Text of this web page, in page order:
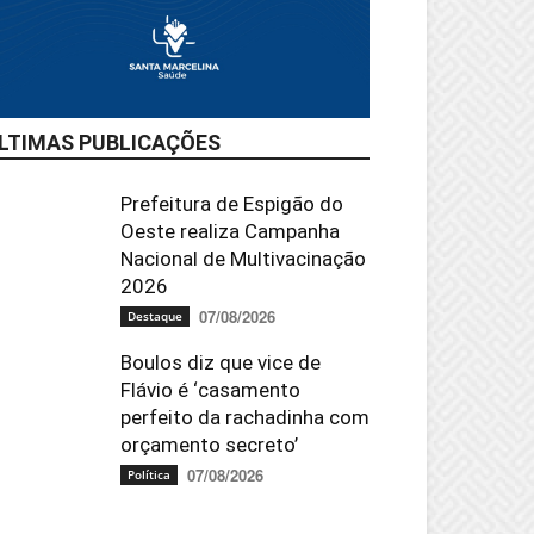
PUBLICAÇÕES
Prefeitura de Espigão do
Oeste realiza Campanha
Nacional de Multivacinação
2026
Destaque 07/08/2026
Boulos diz que vice de
Flávio é ‘casamento
perfeito da rachadinha com
orçamento secreto’
Política 07/08/2026